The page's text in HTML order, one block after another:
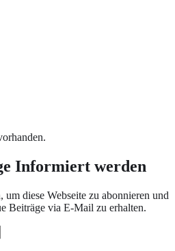
Informiert werden
diese Webseite zu abonnieren und
Beiträge via E-Mail zu erhalten.